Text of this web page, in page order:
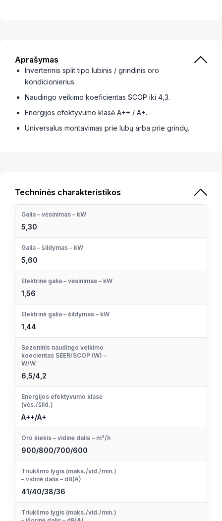
Aprašymas
Inverterinis split tipo lubinis / grindinis oro
kondicionierius.
Naudingo veikimo koeficientas SCOP iki 4,3.
Energijos efektyvumo klasė A++ / A+.
Universalus montavimas prie lubų arba prie grindų.
Techninės charakteristikos
Galia – vėsinimas – kW
5,30
Galia – šildymas – kW
5,60
Elektrinė galia – vėsinimas – kW
1,56
Elektrinė galia – šildymas – kW
1,44
Sezoninis naudingo veikimo
koecientas SEER/SCOP (W) –
W/W
6,5/4,2
Energijos efektyvumo klasė
(vės./šild.)
A++/A+
Oro kiekis – vidinė dalis – m³/h
900/800/700/600
Triukšmo lygis (maks./vid./min.)
– vidinė dalis – dB(A)
41/40/38/36
Triukšmo lygis (maks./vid./min.)